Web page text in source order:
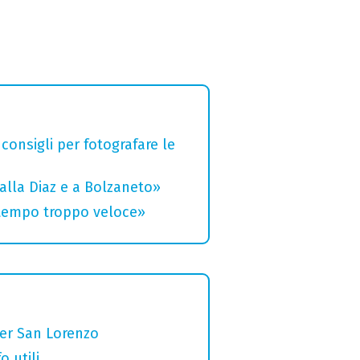
per fotografare le
Diaz e a Bolzaneto»
troppo veloce»
San Lorenzo